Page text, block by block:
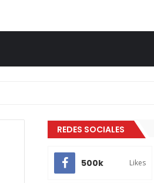
REDES SOCIALES
500k Likes